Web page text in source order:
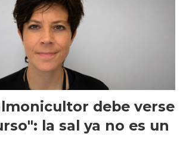
debe verse
la sal ya no es un